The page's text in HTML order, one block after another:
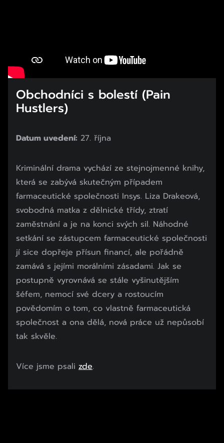
Obchodníci s bolestí (Pain
Hustlers)
Datum uvedení: 27. října
Kriminální drama vychází ze stejnojmenné knihy,
která se zabývá skutečným případem
farmaceutické společnosti Insys. Liza Drakeová,
svobodná matka z dělnické třídy, ztratí
zaměstnání a je na konci svých sil. Náhodné
setkání se zástupcem farmaceutické společnosti
jí sice dopřeje přísun financí, ale pořádně
zamává s jejími morálními zásadami. Jak se
postupně vyrovnává se stále vyšinutějším
šéfem, nemocí své dcery a rostoucím
povědomím o tom, co vlastně farmaceutická
společnost a ona dělá, nová práce už nepůsobí
tak skvěle.
Více jsme psali zde.